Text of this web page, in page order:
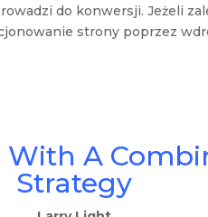
do konwersji. Jeżeli
strony poprzez
With A
Strategy